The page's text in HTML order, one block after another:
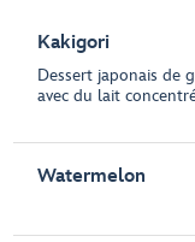
Kakigori
Dessert japonais de
avec du lait
Watermelon